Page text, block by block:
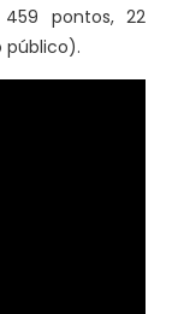
pontos, 22
público).